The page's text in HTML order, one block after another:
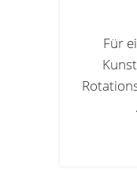
Für